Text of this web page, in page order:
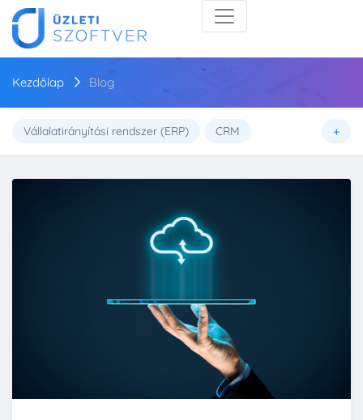
Kezdőlap Blog
Vállalatirányítási rendszer (ERP) CRM
Mesterséges intelligencia (AI) Üzlet
Elektronikus betegnyilvántartás
+